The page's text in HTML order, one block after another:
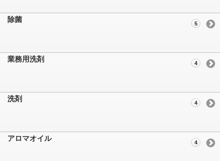
除菌 5
業務用洗剤 4
洗剤 4
アロマオイル 4